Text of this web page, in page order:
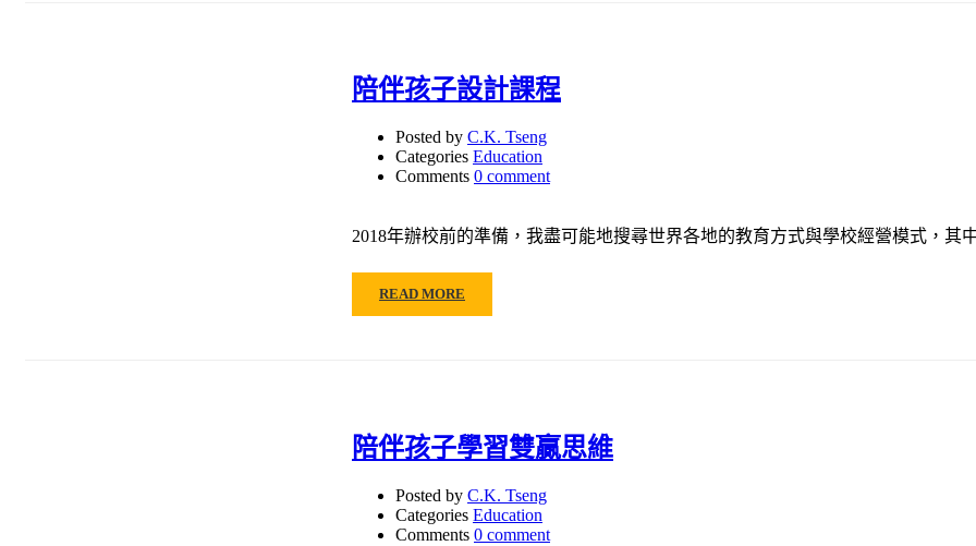
陪伴孩子設計課程
Posted by C.K. Tseng
Categories Education
Comments 0 comment
2018年辦校前的準備，我盡可能地搜尋世界各地的教育方式與學校經營模式，其
READ MORE
陪伴孩子學習雙贏思維
Posted by C.K. Tseng
Categories Education
Comments 0 comment